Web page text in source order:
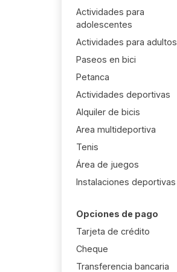
Actividades para
adolescentes
Actividades para adultos
Paseos en bici
Petanca
Actividades deportivas
Alquiler de bicis
Area multideportiva
Tenis
Área de juegos
Instalaciones deportivas
Opciones de pago
Tarjeta de crédito
Cheque
Transferencia bancaria